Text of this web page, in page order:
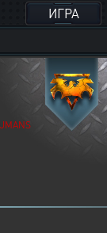
ИГРА